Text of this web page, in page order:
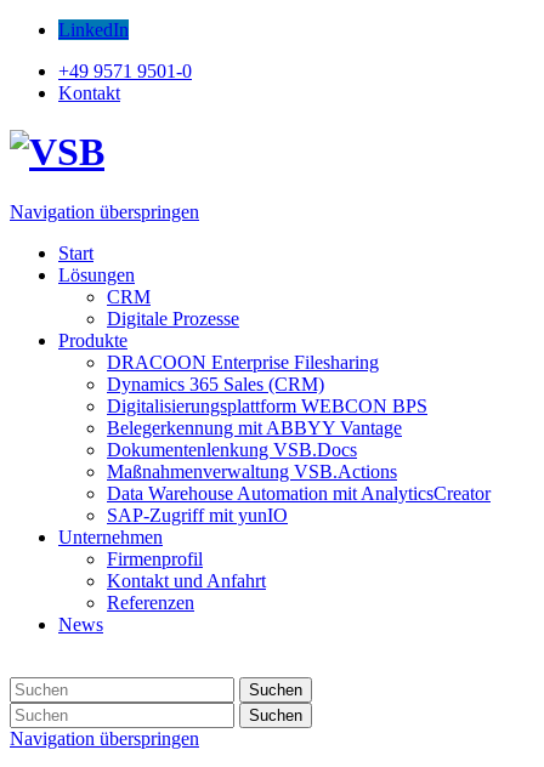
LinkedIn
+49 9571 9501-0
Kontakt
Navigation überspringen
Start
Lösungen
CRM
Digitale Prozesse
Produkte
DRACOON Enterprise Filesharing
Dynamics 365 Sales (CRM)
Digitalisierungsplattform WEBCON BPS
Belegerkennung mit ABBYY Vantage
Dokumentenlenkung VSB.Docs
Maßnahmenverwaltung VSB.Actions
Data Warehouse Automation mit AnalyticsCreator
SAP-Zugriff mit yunIO
Unternehmen
Firmenprofil
Kontakt und Anfahrt
Referenzen
News
Suchen
Suchen
Navigation überspringen